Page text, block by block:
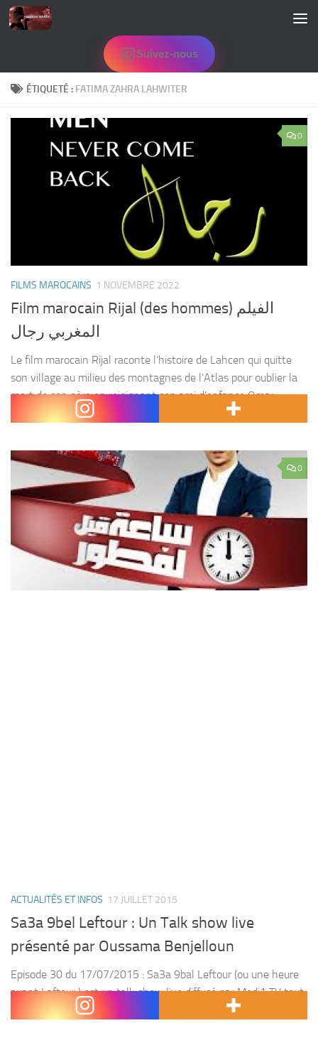
Skip to content
Suivez-nous
ÉTIQUETÉ : FATIMA ZAHRA LAHWITER
0
FILMS MAROCAINS 1 NOVEMBRE 2022
Film marocain Rijal (des hommes) الفيلم
المغربي رجال
Le film marocain Rijal raconte l’histoire de Lahcen qui quitte
son village au milieu des montagnes de l’Atlas pour oublier la
mort de son père en rejoignant son ami d’enfance Omar,
infirmier à tanger...
0
ACTUALITÉS ET INFOS 17 JUILLET 2015
Sa3a 9bel Leftour : Un Talk show live
présenté par Oussama Benjelloun
Episode 30 du 17/07/2015 : Sa3a 9bal Leftour (ou une heure
avant Laftour ) est un talk show live diffusé par Medi1 TV tout
au long du mois de Ramadan . Sa3a 9bel Leftour...